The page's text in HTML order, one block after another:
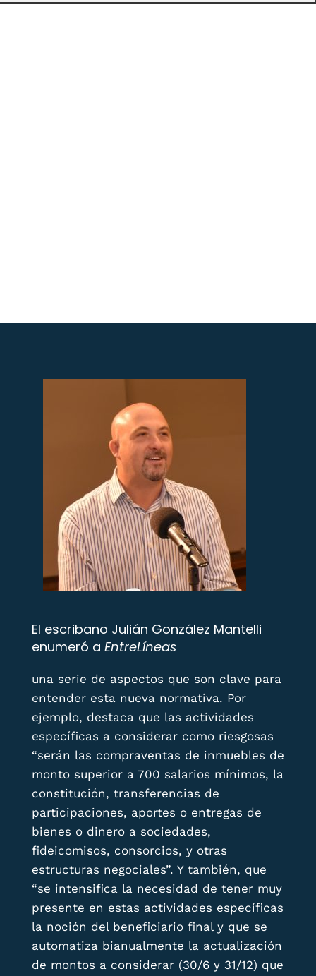
El escribano Julián González Mantelli
enumeró a EntreLíneas
una serie de aspectos que son clave para
entender esta nueva normativa. Por
ejemplo, destaca que las actividades
específicas a considerar como riesgosas
“serán las compraventas de inmuebles de
monto superior a 700 salarios mínimos, la
constitución, transferencias de
participaciones, aportes o entregas de
bienes o dinero a sociedades,
fideicomisos, consorcios, y otras
estructuras negociales”. Y también, que
“se intensifica la necesidad de tener muy
presente en estas actividades específicas
la noción del beneficiario final y que se
automatiza bianualmente la actualización
de montos a considerar (30/6 y 31/12) que